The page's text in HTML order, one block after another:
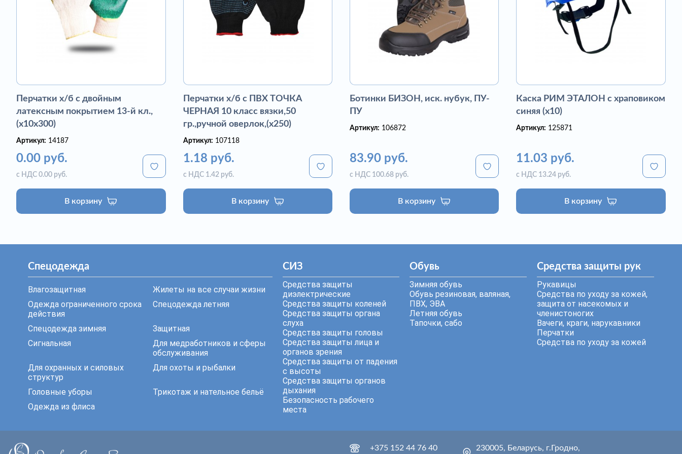
Перчатки х/б с двойным
латексным покрытием 13-й кл.,
(х10х300)
Артикул: 14187
0.00 руб.
с НДС 0.00 руб.
В корзину
Перчатки х/б с ПВХ ТОЧКА
ЧЕРНАЯ 10 класс вязки,50
гр.,ручной оверлок,(х250)
Артикул: 107118
1.18 руб.
с НДС 1.42 руб.
В корзину
Ботинки БИЗОН, иск. нубук, ПУ-
ПУ
Артикул: 106872
83.90 руб.
с НДС 100.68 руб.
В корзину
Каска РИМ ЭТАЛОН с храповиком
синяя (х10)
Артикул: 125871
11.03 руб.
с НДС 13.24 руб.
В корзину
Спецодежда
Влагозащитная
Жилеты на все случаи жизни
Одежда ограниченного срока
действия
Спецодежда летняя
Спецодежда зимняя
Защитная
Сигнальная
Для медработников и сферы
обслуживания
Для охранных и силовых
структур
Для охоты и рыбалки
Головные уборы
Трикотаж и нательное бельё
Одежда из флиса
СИЗ
Средства защиты
диэлектрические
Средства защиты коленей
Средства защиты органа
слуха
Средства защиты головы
Средства защиты лица и
органов зрения
Средства защиты от падения
с высоты
Средства защиты органов
дыхания
Безопасность рабочего
места
Обувь
Зимняя обувь
Обувь резиновая, валяная,
ПВХ, ЭВА
Летняя обувь
Тапочки, сабо
Средства защиты рук
Рукавицы
Средства по уходу за кожей,
защита от насекомых и
членистоногих
Вачеги, краги, нарукавники
Перчатки
Средства по уходу за кожей
+375 152 44 76 40 230005, Беларусь, г.Гродно,